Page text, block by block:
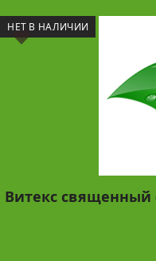
НЕТ В НАЛИЧИИ
Витекс священный